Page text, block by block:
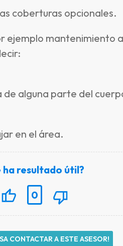
coberturas opcionales.
mantenimiento
alguna parte del
en el área.
ha resultado útil?
0
CONTACTAR A ESTE ASESOR!